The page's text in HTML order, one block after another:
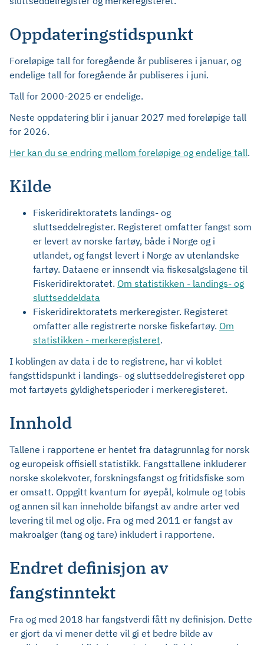
Oppdateringstidspunkt
Foreløpige tall for foregående år publiseres i januar, og
endelige tall for foregående år publiseres i juni.
Tall for 2000-2025 er endelige.
Neste oppdatering blir i januar 2027 med foreløpige tall
for 2026.
Her kan du se endring mellom foreløpige og endelige tall.
Kilde
Fiskeridirektoratets landings- og
sluttseddelregister. Registeret omfatter fangst som
er levert av norske fartøy, både i Norge og i
utlandet, og fangst levert i Norge av utenlandske
fartøy. Dataene er innsendt via fiskesalgslagene til
Fiskeridirektoratet. Om statistikken - landings- og
sluttseddeldata
Fiskeridirektoratets merkeregister. Registeret
omfatter alle registrerte norske fiskefartøy. Om
statistikken - merkeregisteret.
I koblingen av data i de to registrene, har vi koblet
fangsttidspunkt i landings- og sluttseddelregisteret opp
mot fartøyets gyldighetsperioder i merkeregisteret.
Innhold
Tallene i rapportene er hentet fra datagrunnlag for norsk
og europeisk offisiell statistikk. Fangsttallene inkluderer
norske skolekvoter, forskningsfangst og fritidsfiske som
er omsatt. Oppgitt kvantum for øyepål, kolmule og tobis
og annen sil kan inneholde bifangst av andre arter ved
levering til mel og olje. Fra og med 2011 er fangst av
makroalger (tang og tare) inkludert i rapportene.
Endret definisjon av
fangstinntekt
Fra og med 2018 har fangstverdi fått ny definisjon. Dette
er gjort da vi mener dette vil gi et bedre bilde av